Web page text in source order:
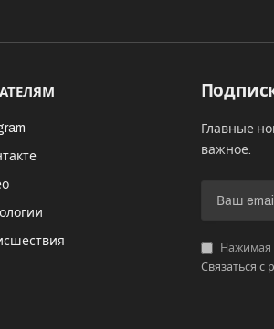
Главные
важное.
Нажимая
Связаться с